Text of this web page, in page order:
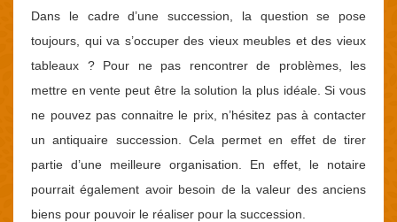
Dans le cadre d’une succession, la question se pose
toujours, qui va s’occuper des vieux meubles et des vieux
tableaux ? Pour ne pas rencontrer de problèmes, les
mettre en vente peut être la solution la plus idéale. Si vous
ne pouvez pas connaitre le prix, n’hésitez pas à contacter
un antiquaire succession. Cela permet en effet de tirer
partie d’une meilleure organisation. En effet, le notaire
pourrait également avoir besoin de la valeur des anciens
biens pour pouvoir le réaliser pour la succession.